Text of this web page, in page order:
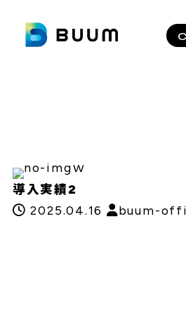
ｗ
導入実績2
2025.04.16
buum-